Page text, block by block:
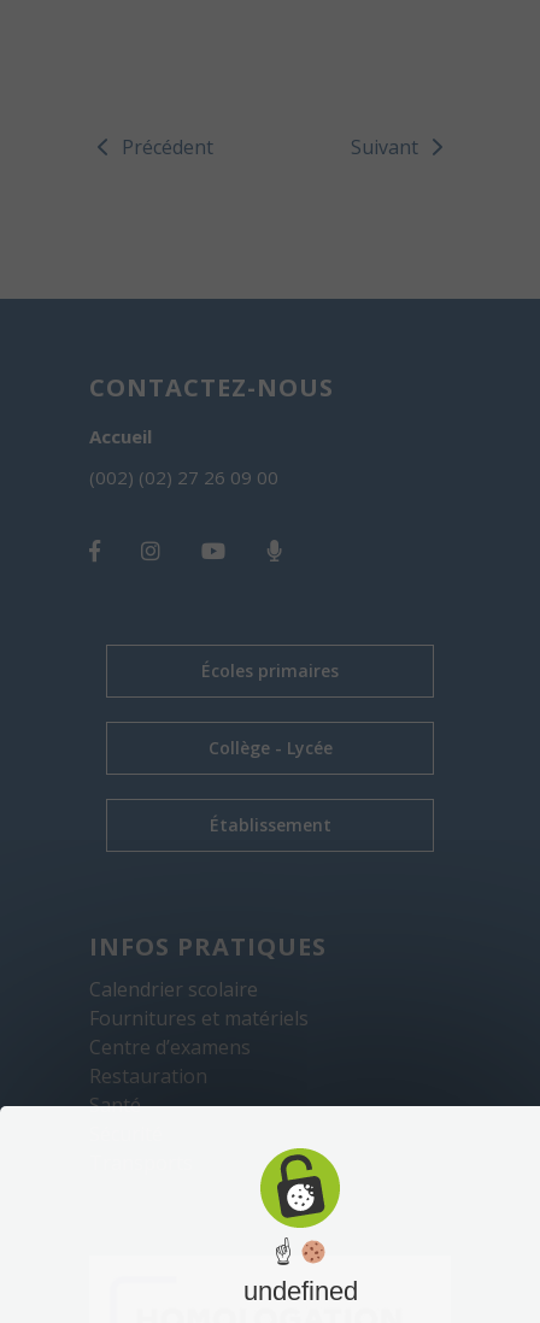
Précédent Suivant
CONTACTEZ-NOUS
Accueil
(002) (02) 27 26 09 00
Écoles primaires
Collège - Lycée
Établissement
INFOS PRATIQUES
Calendrier scolaire
Fournitures et matériels
Centre d’examens
Restauration
Santé
☝
undefined